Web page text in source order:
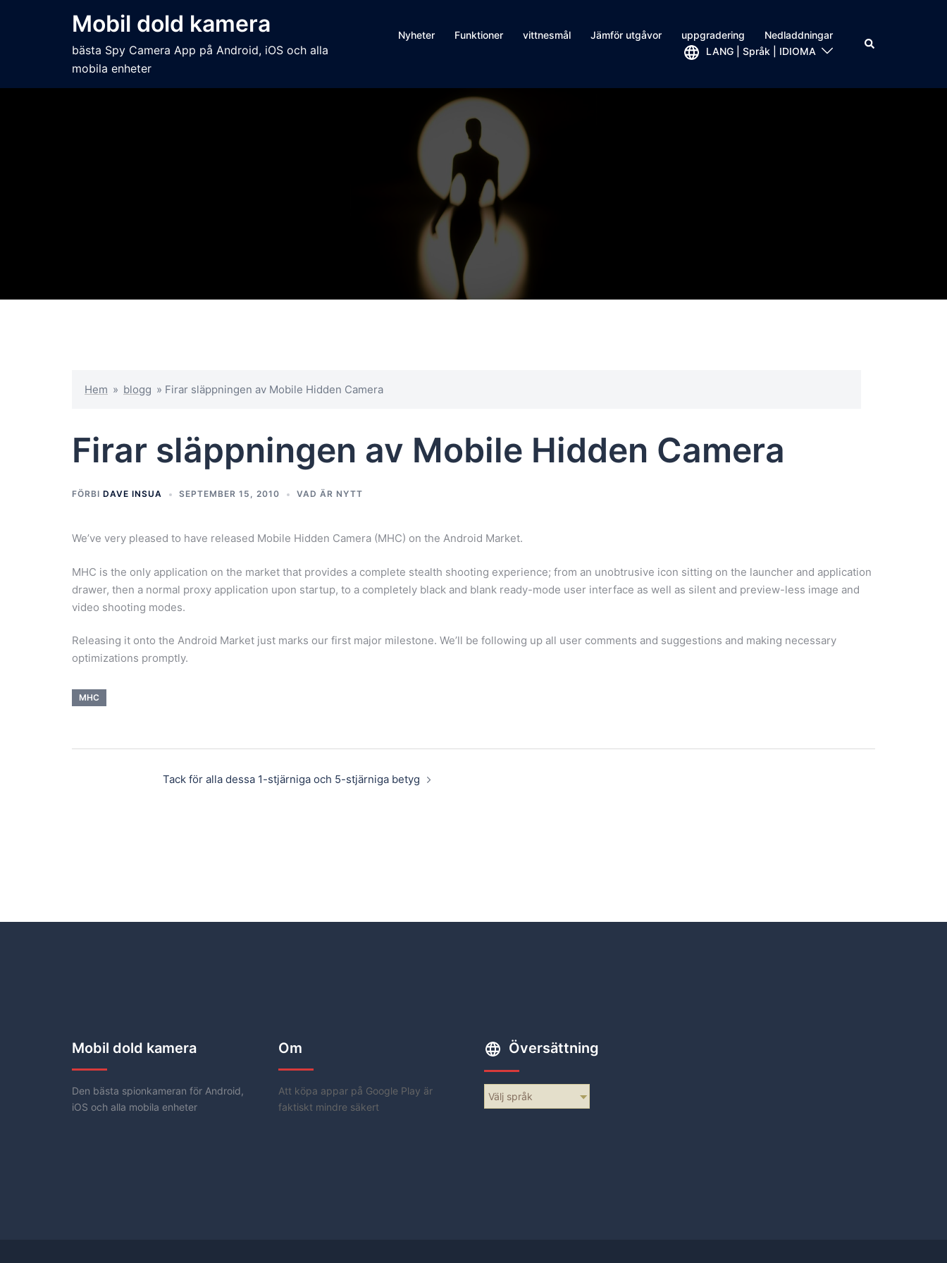
Mobil dold kamera
bästa Spy Camera App på Android, iOS och alla
mobila enheter
Nyheter Funktioner vittnesmål Jämför utgåvor uppgradering
Nedladdningar
LANG | Språk | IDIOMA
Hem » blogg » Firar släppningen av Mobile Hidden Camera
Firar släppningen av Mobile Hidden Camera
FÖRBI DAVE INSUA SEPTEMBER 15, 2010 VAD ÄR NYTT
We’ve very pleased to have released Mobile Hidden Camera (MHC) on the Android Market.
MHC is the only application on the market that provides a complete stealth shooting experience; from an unobtrusive icon sitting on the launcher and application
drawer, then a normal proxy application upon startup, to a completely black and blank ready-mode user interface as well as silent and preview-less image and
video shooting modes.
Releasing it onto the Android Market just marks our first major milestone. We’ll be following up all user comments and suggestions and making necessary
optimizations promptly.
MHC
Tack för alla dessa 1-stjärniga och 5-stjärniga betyg
Mobil dold kamera
Den bästa spionkameran för Android,
iOS och alla mobila enheter
Om
Att köpa appar på Google Play är
faktiskt mindre säkert
Översättning
Välj språk